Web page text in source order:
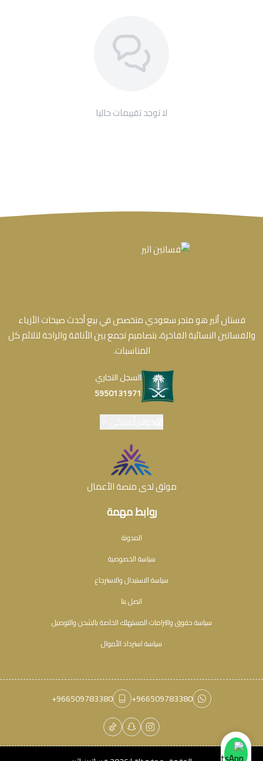
لا توجد تقييمات حاليا
روابط مهمة
المدونة
سياسة الخصوصية
سياسة الاستبدال والاسترجاع
اتصل بنا
سياسة حقوق والتزامات المستهلك الخاصة بالشحن والتوصيل
سياسة استرداد الأموال
فستان أثير هو متجر سعودي متخصص في بيع أحدث صيحات الأزياء
والفساتين النسائية الفاخرة، بتصاميم تجمع بين الأناقة والراحة لتلائم كل
المناسبات.
السجل التجاري
5950131971
موثق لدى منصة الأعمال
+966509783380
+966509783380